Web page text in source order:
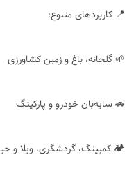
📍 کاربردهای متنوع:
🌱 گلخانه، باغ و زمین کشاورزی
🚗 سایه‌بان خودرو و پارکینگ
🏕 کمپینگ، گردشگری، ویلا و